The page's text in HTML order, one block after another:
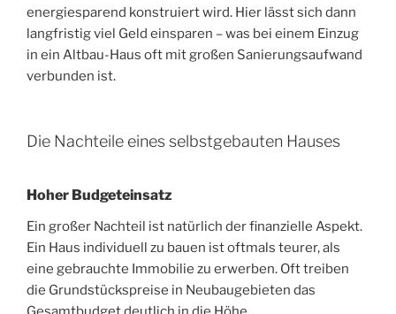
energiesparend konstruiert wird. Hier lässt sich dann
langfristig viel Geld einsparen – was bei einem Einzug
in ein Altbau-Haus oft mit großen Sanierungsaufwand
verbunden ist.
Die Nachteile eines selbstgebauten Hauses
Hoher Budgeteinsatz
Ein großer Nachteil ist natürlich der finanzielle Aspekt.
Ein Haus individuell zu bauen ist oftmals teurer, als
eine gebrauchte Immobilie zu erwerben. Oft treiben
die Grundstückspreise in Neubaugebieten das